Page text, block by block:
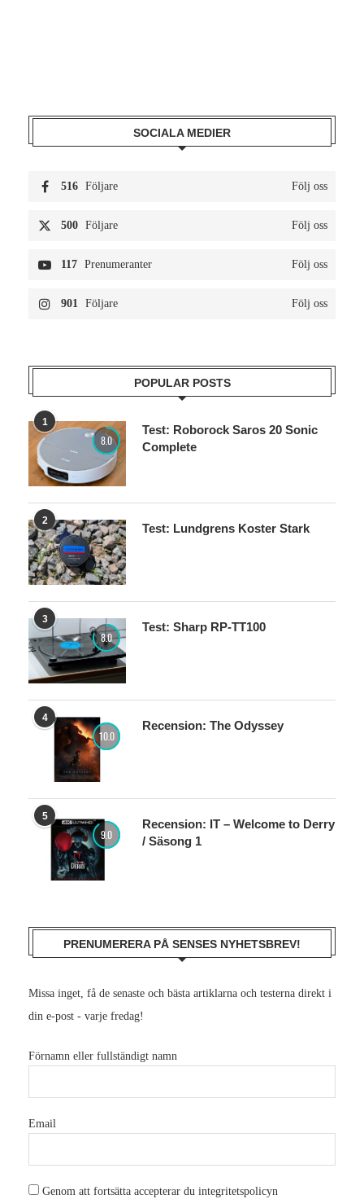
SOCIALA MEDIER
516 Följare Följ oss
500 Följare Följ oss
117 Prenumeranter Följ oss
901 Följare Följ oss
POPULAR POSTS
1
8.0
Test: Roborock Saros 20 Sonic
Complete
2
Test: Lundgrens Koster Stark
3
8.0
Test: Sharp RP-TT100
4
10.0
Recension: The Odyssey
5
9.0
Recension: IT – Welcome to Derry
/ Säsong 1
PRENUMERERA PÅ SENSES NYHETSBREV!
Missa inget, få de senaste och bästa artiklarna och testerna direkt i
din e-post - varje fredag!
Förnamn eller fullständigt namn
Email
Genom att fortsätta accepterar du integritetspolicyn